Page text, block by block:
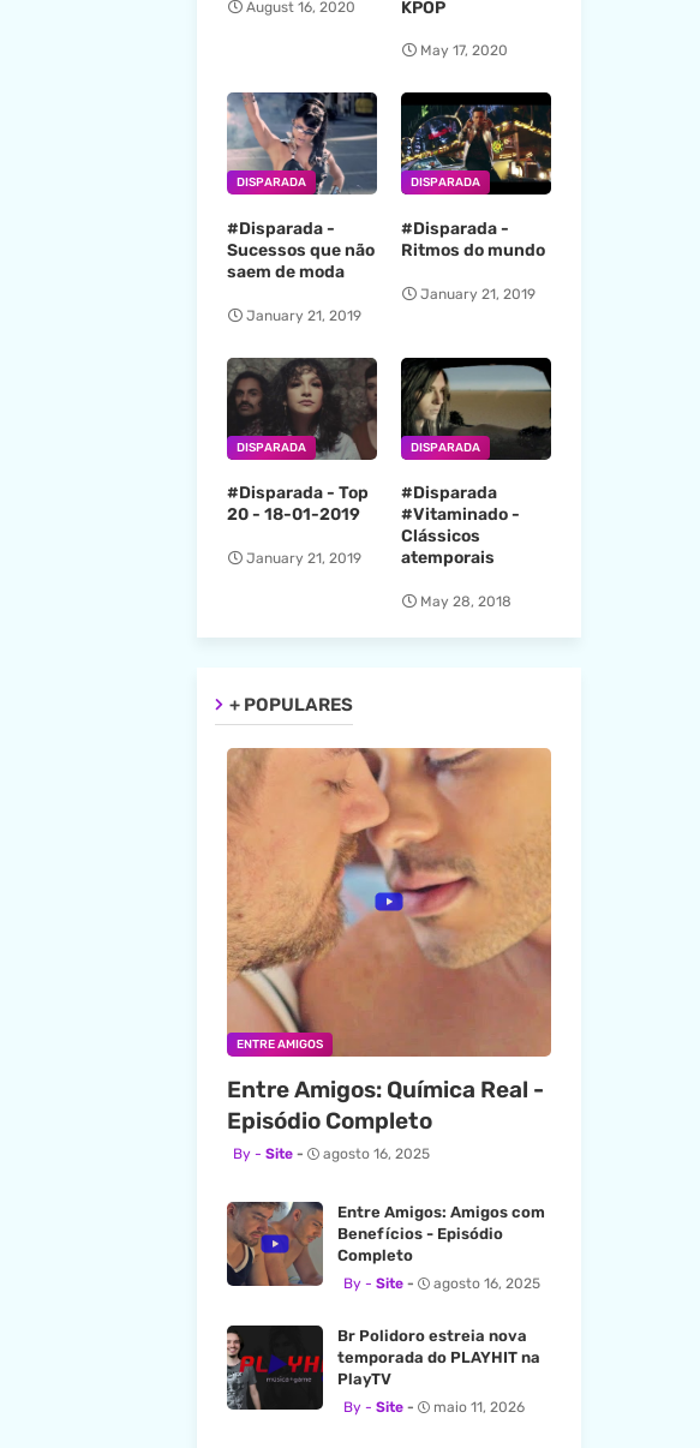
August 16, 2020
KPOP
May 17, 2020
DISPARADA
#Disparada -
Sucessos que não
saem de moda
January 21, 2019
DISPARADA
#Disparada -
Ritmos do mundo
January 21, 2019
DISPARADA
#Disparada - Top
20 - 18-01-2019
January 21, 2019
DISPARADA
#Disparada
#Vitaminado -
Clássicos
atemporais
May 28, 2018
+ POPULARES
ENTRE AMIGOS
Entre Amigos: Química Real -
Episódio Completo
Site agosto 16, 2025
Entre Amigos: Amigos com
Benefícios - Episódio
Completo
Site agosto 16, 2025
Br Polidoro estreia nova
temporada do PLAYHIT na
PlayTV
Site maio 11, 2026